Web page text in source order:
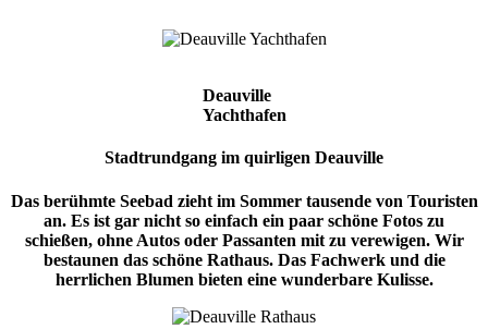
Deauville
Yachthafen
Stadtrundgang im quirligen Deauville
Das berühmte Seebad zieht im Sommer tausende von Touristen
an. Es ist gar nicht so einfach ein paar schöne Fotos zu
schießen, ohne Autos oder Passanten mit zu verewigen. Wir
bestaunen das schöne Rathaus. Das Fachwerk und die
herrlichen Blumen bieten eine wunderbare Kulisse.